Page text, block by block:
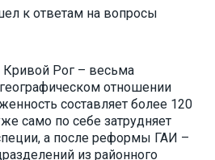
к ответам на вопросы
Рог – весьма
отношении
составляет более 120
само по себе затрудняет
а после реформы ГАИ –
из районного